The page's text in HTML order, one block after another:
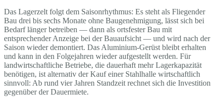
Das Lagerzelt folgt dem Saisonrhythmus: Es steht als Fliegender
Bau drei bis sechs Monate ohne Baugenehmigung, lässt sich bei
Bedarf länger betreiben — dann als ortsfester Bau mit
entsprechender Anzeige bei der Bauaufsicht — und wird nach der
Saison wieder demontiert. Das Aluminium-Gerüst bleibt erhalten
und kann in den Folgejahren wieder aufgestellt werden. Für
landwirtschaftliche Betriebe, die dauerhaft mehr Lagerkapazität
benötigen, ist alternativ der Kauf einer Stahlhalle wirtschaftlich
sinnvoll: Ab rund vier Jahren Standzeit rechnet sich die Investition
gegenüber der Dauermiete.